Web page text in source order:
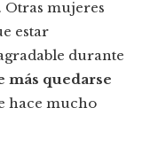
Otras mujeres
estar
durante
más quedarse
hace mucho